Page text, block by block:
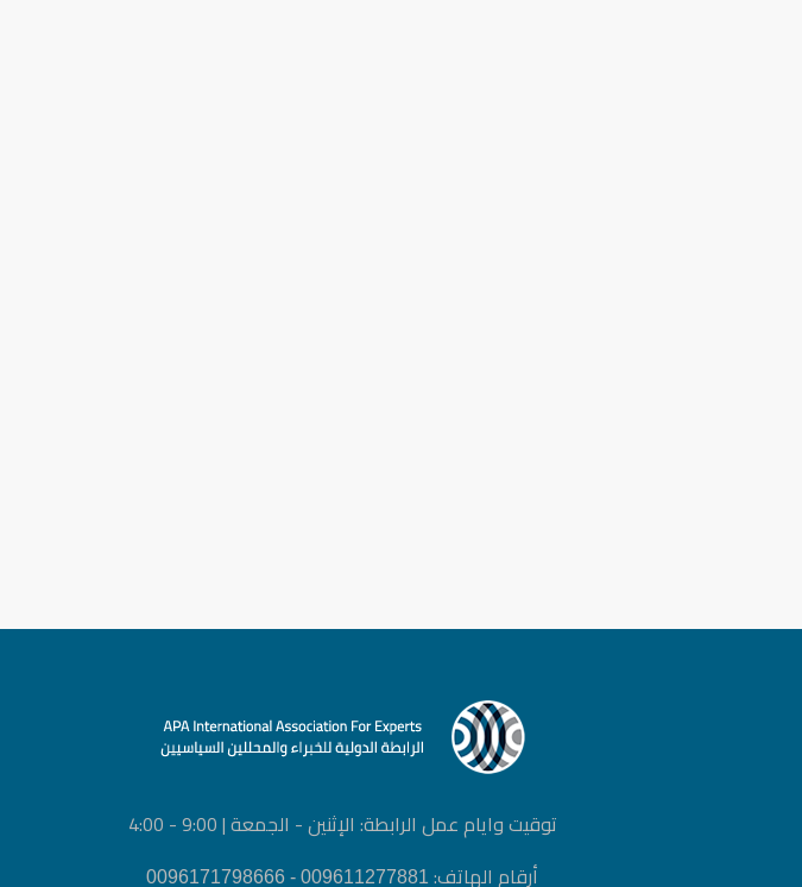
توقيت وايام عمل الرابطة: الإثنين - الجمعة | 9:00 - 4:00
أرقام الهاتف: 009611277881 - 0096171798666